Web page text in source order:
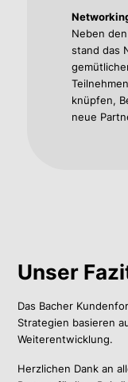
Neben
stand das
knüpfen,
neue
Unser
Das Bacher
Strategien basieren
Weiterentwicklung.
Herzlichen Dank an